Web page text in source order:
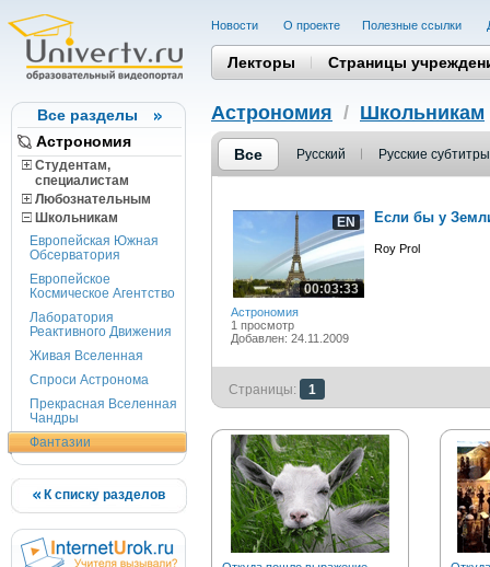
Все разделы
Астрономия
Студентам,
cпециалистам
Любознательным
Школьникам
Европейская Южная
Обсерватория
Европейское
Космическое Агентство
Лаборатория
Реактивного Движения
Живая Вселенная
Спроси Астронома
Прекрасная Вселенная
Чандры
Фантазии
К списку разделов
Новости О проекте Полезные cсылки
Лекторы Страницы
Астрономия / Школьникам
Все Русский Русские субтитры
EN
00:03:33
Астрономия
1 просмотр
Добавлен: 24.11.2009
Если бы у
Roy Prol
Страницы: 1